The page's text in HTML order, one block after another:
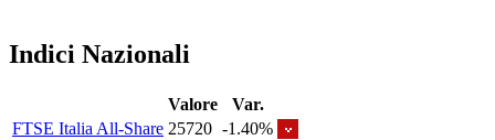
Indici Nazionali
Valore
Var.
FTSE Italia All-Share 25720 -1.40%